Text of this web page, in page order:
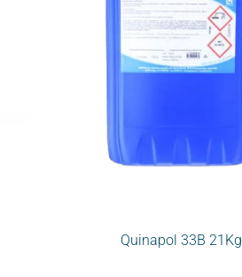
Quinapol 33B 21Kg